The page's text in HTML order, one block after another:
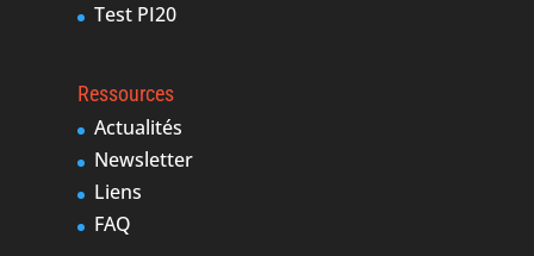
Test PI20
Ressources
Actualités
Newsletter
Liens
FAQ